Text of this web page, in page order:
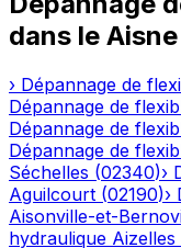
dans le Aisne
› Dépannage de
Dépannage de
Dépannage de
Dépannage de
Séchelles (02340)›
Aguilcourt (02190)›
Aisonville-et-
hydraulique Aizelles